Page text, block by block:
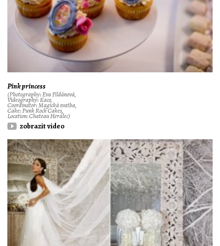
Pink princess
(Photography: Eva Fildánová,
Videography: Kaco,
Coordinator: Magická svatba,
Cake: Punk Rock Cakes,
Location: Chateau Herálec)
zobrazit video